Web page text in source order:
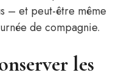
– et peut-être même
de compagnie.
les